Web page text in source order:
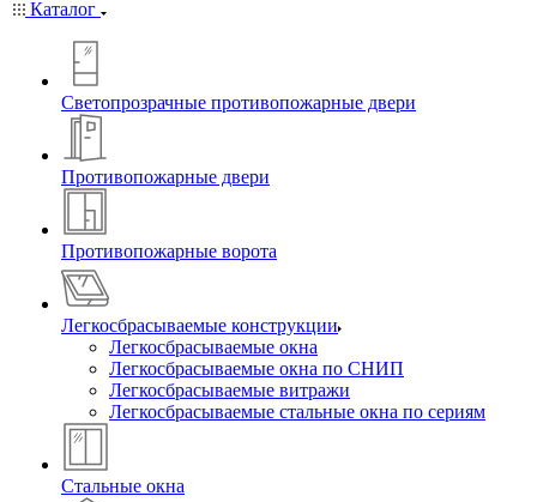
Каталог
Светопрозрачные противопожарные двери
Противопожарные двери
Противопожарные ворота
Легкосбрасываемые конструкции
Легкосбрасываемые окна
Легкосбрасываемые окна по СНИП
Легкосбрасываемые витражи
Легкосбрасываемые стальные окна по сериям
Стальные окна